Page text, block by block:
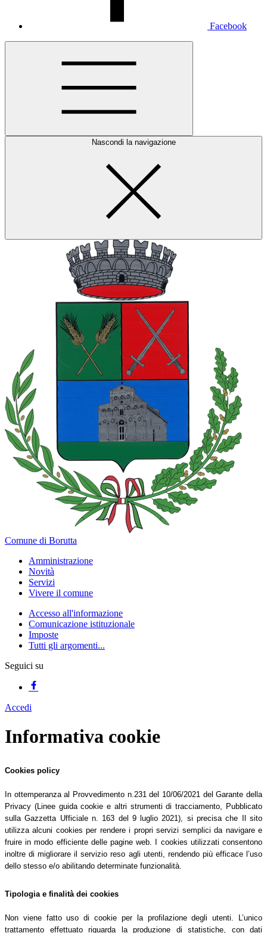
Facebook
Nascondi la navigazione
Comune di Borutta
Amministrazione
Novità
Servizi
Vivere il comune
Accesso all'informazione
Comunicazione istituzionale
Imposte
Tutti gli argomenti...
Seguici su
Accedi
Informativa cookie
Cookies policy
In ottemperanza al Provvedimento n.231 del 10/06/2021 del Garante della
Privacy (Linee guida cookie e altri strumenti di tracciamento, Pubblicato
sulla Gazzetta Ufficiale n. 163 del 9 luglio 2021), si precisa che Il sito
utilizza alcuni cookies per rendere i propri servizi semplici da navigare e
fruire in modo efficiente delle pagine web. I cookies utilizzati consentono
inoltre di migliorare il servizio reso agli utenti, rendendo più efficace l’uso
dello stesso e/o abilitando determinate funzionalità.
Tipologia e finalità dei cookies
Non viene fatto uso di cookie per la profilazione degli utenti. L’unico
trattamento effettuato riguarda la produzione di statistiche, con dati